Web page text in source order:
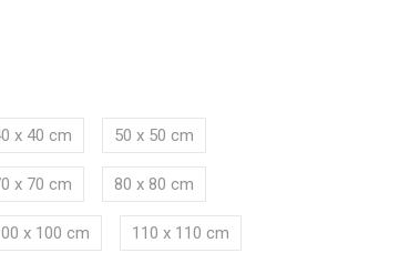
x 40 cm 50 x 50 cm
x 70 cm 80 x 80 cm
x 100 cm 110 x 110 cm